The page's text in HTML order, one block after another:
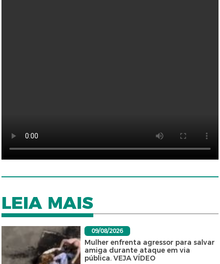
LEIA MAIS
09/08/2026
Mulher enfrenta agressor para salvar
amiga durante ataque em via
pública. VEJA VÍDEO